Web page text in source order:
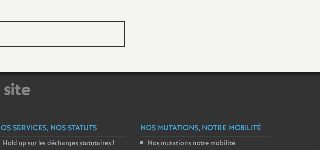
site
SERVICES, NOS STATUTS
Hold up sur les décharges statutaires !
NOS MUTATIONS, NOTRE MOBILITÉ
Nos mutations notre mobilité